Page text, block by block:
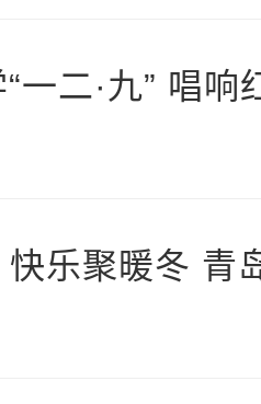
一二·九” 唱响
快乐聚暖冬 青